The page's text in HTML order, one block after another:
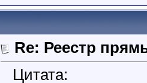
Re: Реестр
Цитата: